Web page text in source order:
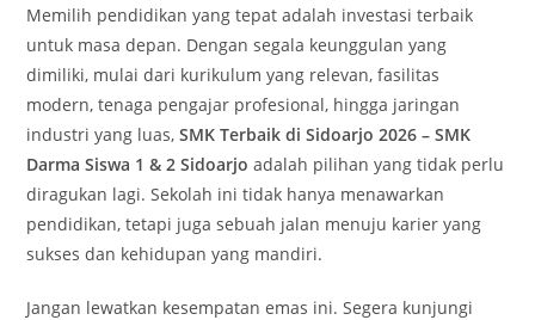
Memilih pendidikan yang tepat adalah investasi terbaik
untuk masa depan. Dengan segala keunggulan yang
dimiliki, mulai dari kurikulum yang relevan, fasilitas
modern, tenaga pengajar profesional, hingga jaringan
industri yang luas,SMK Terbaik di Sidoarjo 2026 – SMK
Darma Siswa 1 & 2 Sidoarjo adalah pilihan yang tidak perlu
diragukan lagi. Sekolah ini tidak hanya menawarkan
pendidikan, tetapi juga sebuah jalan menuju karier yang
sukses dan kehidupan yang mandiri.
Jangan lewatkan kesempatan emas ini. Segera kunjungi